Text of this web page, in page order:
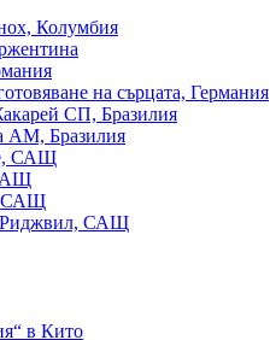
Колумбия
на сърцата, Германия
СП, Бразилия
АМ, Бразилия
САЩ
САЩ
Риджвил, САЩ
в Кито